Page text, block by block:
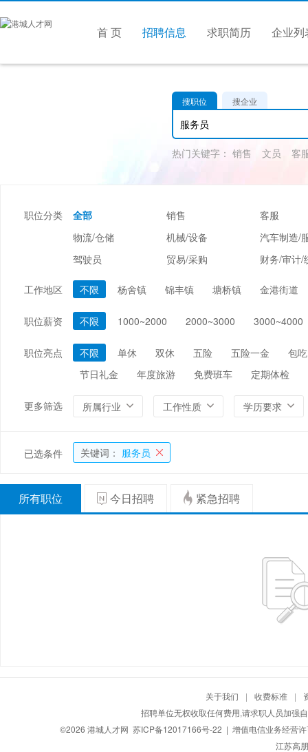
首 页 招聘信息 求职简历 企业列
搜职位 搜企业
热门关键字： 销售 文员 客
职位分类 全部 销售
客服
物流/仓储
机械/设备
汽车制造/
驾驶员
贸易/采购
财务/审计/
美容/美发
编辑/出版/印刷
金融/证券/投资
保险
能源/电力/矿产
化工 环保
工作地区 不限 杨舍镇 锦丰镇 塘桥镇 金港街道
职位薪资 不限 1000~2000 2000~3000 3000~4000
职位亮点 不限 单休 双休 五险 五险一金
包吃
节日礼金
年度旅游 免费班车 定期体检
更多筛选 所属行业 工作性质 学历要求
已选条件 关键词： 服务员
所有职位 今日招聘 紧急招聘
关于我们 | 收费标准 |
招聘单位无权收取任何费用,请求职人员加强
©2026 港城人才网 苏ICP备12017166号-22 | 增值电信业务经营
江苏高